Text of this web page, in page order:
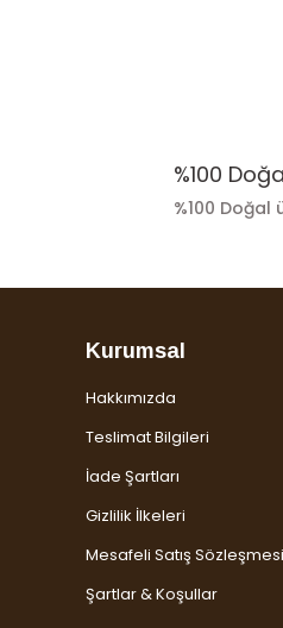
%100
%100 Doğal
Kurumsal
Hakkımızda
Teslimat Bilgileri
İade Şartları
Gizlilik İlkeleri
Mesafeli Satış Sözleşmesi
Şartlar & Koşullar